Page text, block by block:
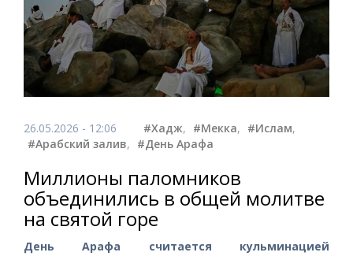
26.05.2026 - 12:06 #Хадж, #Мекка, #Ислам,
#Арабский залив, #День Арафа
Миллионы паломников
объединились в общей молитве
на святой горе
День Арафа считается кульминацией